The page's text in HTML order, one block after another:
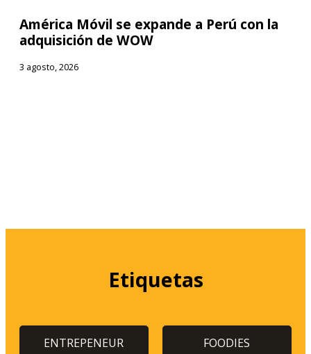
América Móvil se expande a Perú con la
adquisición de WOW
3 agosto, 2026
Etiquetas
ENTREPENEUR FOODIES